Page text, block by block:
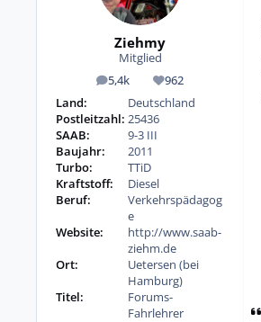
Ziehmy
Mitglied
5,4k
Beiträge 962
Reputation
Land:
Deutschland
Postleitzahl: 25436
SAAB:
9-3 III
Baujahr:
2011
Turbo:
TTiD
Kraftstoff:
Diesel
Beruf:
Verkehrspädagog
e
Website:
http://www.saab-
ziehm.de
Ort:
Uetersen (bei
Hamburg)
Titel:
Forums-
Fahrlehrer